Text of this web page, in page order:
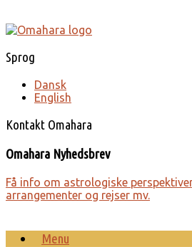
til
indhold
Sprog
Dansk
English
Kontakt Omahara
Omahara Nyhedsbrev
Få info om astro­lo­giske
arrange­menter og rejser mv.
Menu